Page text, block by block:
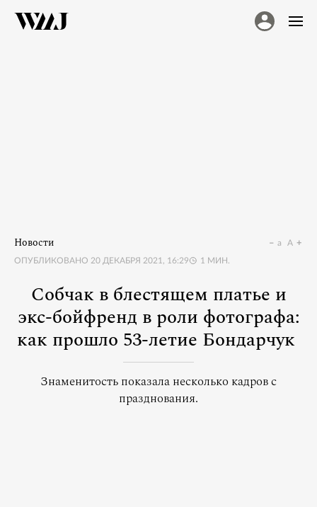
Новости
ОПУБЛИКОВАНО 20 ДЕКАБРЯ 2021, 16:29 1 МИН.
a A
Собчак в блестящем платье и
экс-бойфренд в роли фотографа:
как прошло 53-летие Бондарчук
Знаменитость показала несколько кадров с
празднования.